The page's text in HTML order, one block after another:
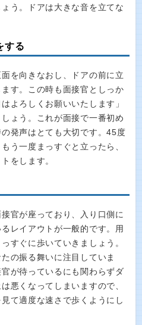
う。ドアは大きな音を立てな
する
を向きなおし、ドアの前に立
す。この時も面接官としっか
よろしくお願いいたします」
ょう。これが面接で一番初め
発声はとても大切です。45度
う一度まっすぐと立ったら、
をします。
官が座っており、入り口側に
レイアウトが一般的です。用
すぐに歩いていきましょう。
の振る舞いに注目していま
が待っているにも関わらずダ
悪くなってしまいますので、
て適度な速さで歩くようにし